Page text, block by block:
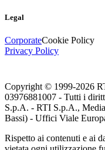
Legal
CorporateCookie Policy
Privacy Policy
Copyright © 1999-2026
03976881007 - Tutti i
S.p.A. - RTI S.p.A.,
Bassi) - Uffici Viale
Rispetto ai contenuti e ai